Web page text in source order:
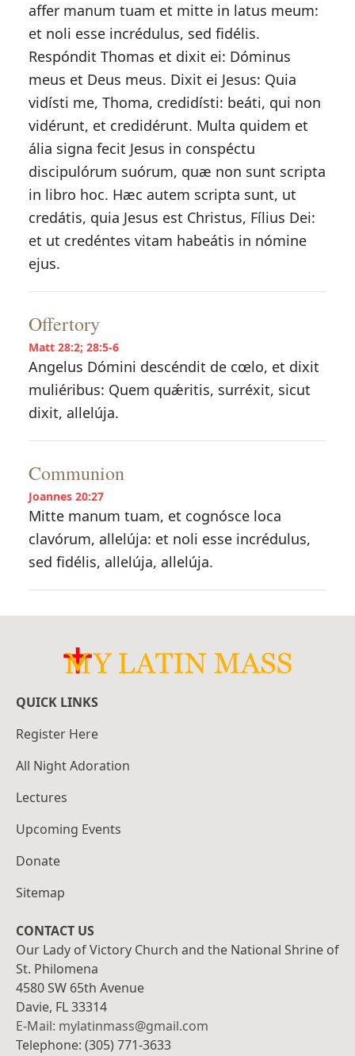
affer manum tuam et mitte in latus meum:
et noli esse incrédulus, sed fidélis.
Respóndit Thomas et dixit ei: Dóminus
meus et Deus meus. Dixit ei Jesus: Quia
vidísti me, Thoma, credidísti: beáti, qui non
vidérunt, et credidérunt. Multa quidem et
ália signa fecit Jesus in conspéctu
discipulórum suórum, quæ non sunt scripta
in libro hoc. Hæc autem scripta sunt, ut
credátis, quia Jesus est Christus, Fílius Dei:
et ut credéntes vitam habeátis in nómine
ejus.
Offertory
Matt 28:2; 28:5-6
Angelus Dómini descéndit de cœlo, et dixit
muliéribus: Quem quǽritis, surréxit, sicut
dixit, allelúja.
Communion
Joannes 20:27
Mitte manum tuam, et cognósce loca
clavórum, allelúja: et noli esse incrédulus,
sed fidélis, allelúja, allelúja.
QUICK LINKS
Register Here
All Night Adoration
Lectures
Upcoming Events
Donate
Sitemap
CONTACT US
Our Lady of Victory Church and the National Shrine of
St. Philomena
4580 SW 65th Avenue
Davie, FL 33314
E-Mail: mylatinmass@gmail.com
Telephone: (305) 771-3633